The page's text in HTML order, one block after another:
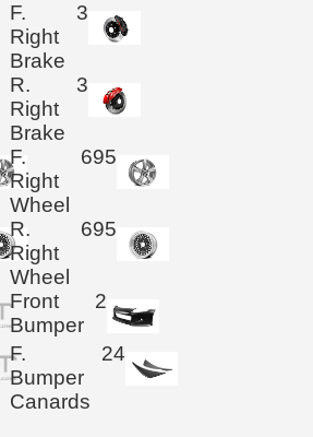
F.
Right
Brake
3
R.
Right
Brake
3
F.
Right
Wheel
695
R.
Right
Wheel
695
Front
Bumper
2
F.
Bumper
Canards
24